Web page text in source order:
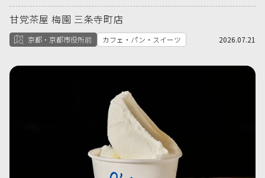
甘党茶屋 梅園 三条寺町店
京都・京都市役所前 カフェ・パン・スイーツ 2026.07.21